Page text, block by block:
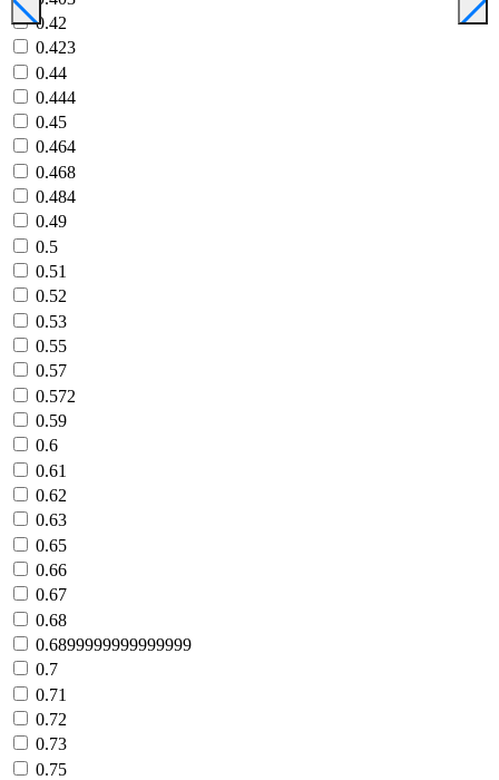
0.42
0.423
0.44
0.444
0.45
0.464
0.468
0.484
0.49
0.5
0.51
0.52
0.53
0.55
0.57
0.572
0.59
0.6
0.61
0.62
0.63
0.65
0.66
0.67
0.68
0.6899999999999999
0.7
0.71
0.72
0.73
0.75